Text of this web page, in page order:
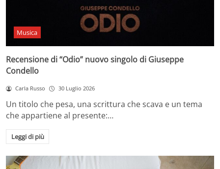
Musica
Recensione di “Odio” nuovo singolo di Giuseppe
Condello
Carla Russo 30 Luglio 2026
Un titolo che pesa, una scrittura che scava e un tema
che appartiene al presente:…
Leggi di più